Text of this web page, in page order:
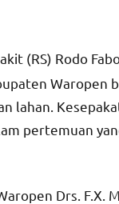
(RS) Rodo
Waropen
lahan.
pertemuan
Drs. F.X.